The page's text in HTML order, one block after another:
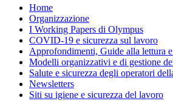
Home
Organizzazione
I Working Papers di Olympus
COVID-19 e sicurezza sul lavoro
Approfondimenti, Guide alla lettura e
Modelli organizzativi e di gestione
Salute e sicurezza degli operatori
Newsletters
Siti su igiene e sicurezza del lavoro